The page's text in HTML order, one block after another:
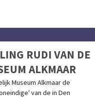
RUDI VAN DE
ALKMAAR
Museum Alkmaar de
van de in Den